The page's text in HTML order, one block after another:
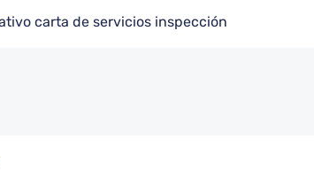
carta de servicios inspección